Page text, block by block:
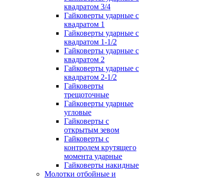
квадратом 3/4
Гайковерты ударные с
квадратом 1
Гайковерты ударные с
квадратом 1-1/2
Гайковерты ударные с
квадратом 2
Гайковерты ударные с
квадратом 2-1/2
Гайковерты
трещоточные
Гайковерты ударные
угловые
Гайковерты с
открытым зевом
Гайковерты с
контролем крутящего
момента ударные
Гайковерты накидные
Молотки отбойные и